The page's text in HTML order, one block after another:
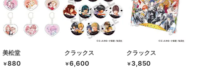
美松堂
￥880
クラックス
￥6,600
クラックス
￥3,850